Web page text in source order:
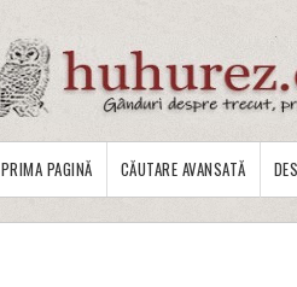
PRIMA PAGINĂ CĂUTARE AVANSATĂ